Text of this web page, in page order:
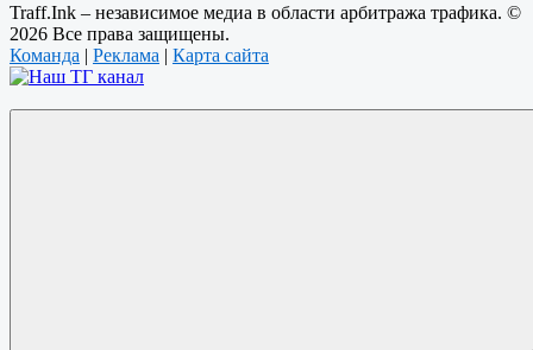
Traff.Ink – независимое медиа в области арбитража трафика. ©
2026 Все права защищены.
Команда | Реклама | Карта сайта